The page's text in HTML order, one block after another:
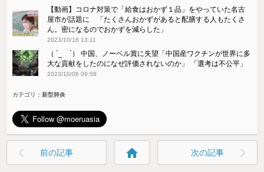
【動画】コロナ対策で「給食はおかず１品」をやっていた名古
屋市が話題に 「たくさんおかずがあると配膳する人もたくさ
ん。密になるのでおかずを減らした」
2023/10/16 13:11
（ ´_ゝ`） 中国、ノーベル賞に失望「中国産ワクチンが世界に多
大な貢献をしたのになぜ評価されないのか」 「選考は不公平」
2023/10/06 09:58
カテゴリ：新型肺炎
前の記事 home 次の記事